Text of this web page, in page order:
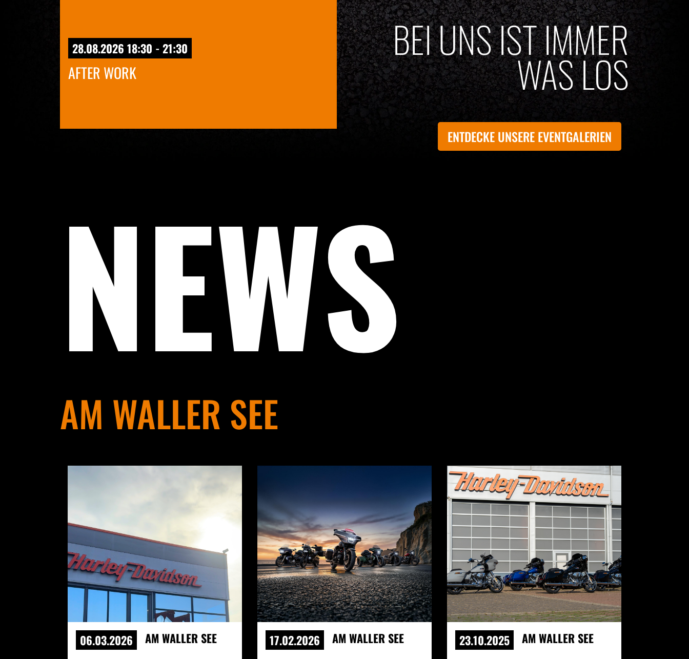
28.08.2026 18:30 - 21:30
AFTER WORK
BEI UNS IST IMMER
WAS LOS
ENTDECKE UNSERE EVENTGALERIEN
NEWS
AM WALLER SEE
06.03.2026 AM WALLER SEE 17.02.2026 AM WALLER SEE 23.10.2025 AM WALLER SEE